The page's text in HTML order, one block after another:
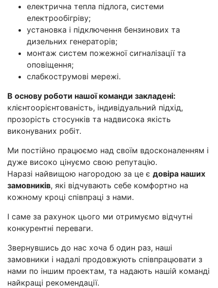
електрична тепла підлога, системи
електрообігріву;
установка і підключення бензинових та
дизельних генераторів;
монтаж систем пожежної сигналізації та
оповіщення;
слабкострумові мережі.
В основу роботи нашої команди закладені:
клієнтоорієнтованість, індивідуальний підхід,
прозорість стосунків та надвисока якість
виконуваних робіт.
Ми постійно працюємо над своїм вдосконаленням і
дуже високо цінуємо свою репутацію.
Наразі найвищою нагородою за це є довіра наших
замовників, які відчувають себе комфортно на
кожному кроці співпраці з нами.
І саме за рахунок цього ми отримуємо відчутні
конкурентні переваги.
Звернувшись до нас хоча б один раз, наші
замовники і надалі продовжують співпрацювати з
нами по іншим проектам, та надають нашій команді
найкращі рекомендації.